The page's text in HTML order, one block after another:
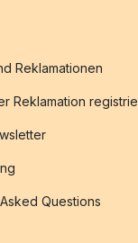
Reklamationen
Reklamation
Questions